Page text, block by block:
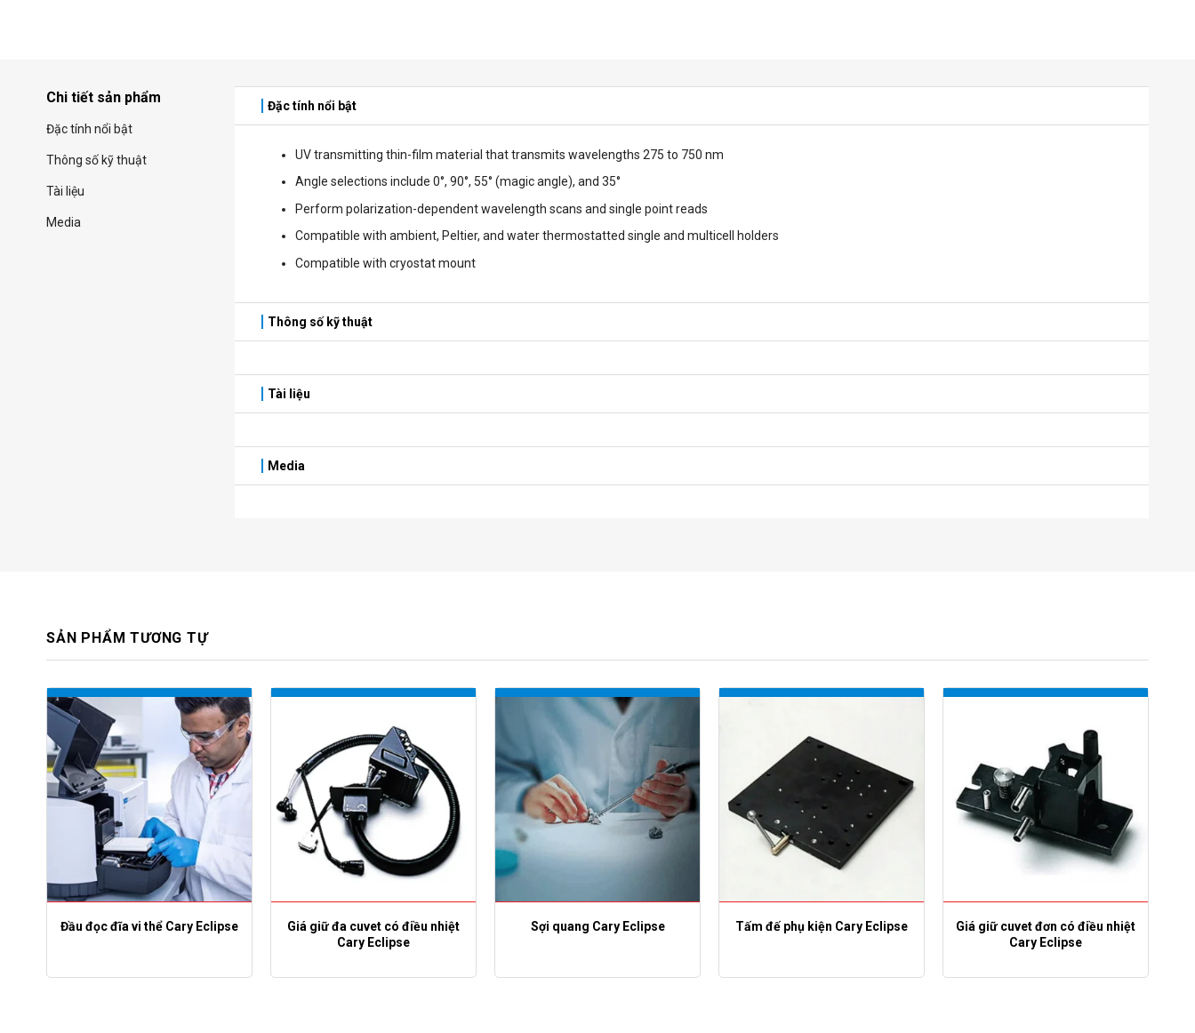
Chi tiết sản phẩm
Đặc tính nổi bật
Thông số kỹ thuật
Tài liệu
Media
Đặc tính nổi bật
UV transmitting thin-film material that transmits wavelengths 275 to 750 nm
Angle selections include 0°, 90°, 55° (magic angle), and 35°
Perform polarization-dependent wavelength scans and single point reads
Compatible with ambient, Peltier, and water thermostatted single and multicell holders
Compatible with cryostat mount
Thông số kỹ thuật
Tài liệu
Media
SẢN PHẨM TƯƠNG TỰ
Đầu đọc đĩa vi thể Cary Eclipse
Giá giữ đa cuvet có điều nhiệt
Cary Eclipse
Sợi quang Cary Eclipse Tấm đế phụ kiện Cary Eclipse
Giá giữ cuvet đơn có điều nhiệt
Cary Eclipse